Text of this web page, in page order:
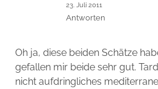
23. Juli 2011
Antworten
Oh ja, diese beiden Schätze
gefallen mir beide sehr gut.
nicht aufdringliches